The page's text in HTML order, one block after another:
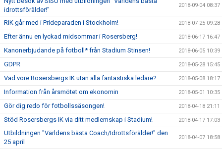
idrottsförälder!"
2018-09-04 08:37
RIK går med i Prideparaden i Stockholm! 2018-07-25 09:28
Efter ännu en lyckad midsommar i Rosersberg! 2018-06-17 16:47
Kanonerbjudande på fotboll* från Stadium Stinsen! 2018-06-05 10:39
GDPR 2018-05-28 15:45
Vad vore Rosersbergs IK utan alla fantastiska ledare? 2018-05-08 18:17
Information från årsmötet om ekonomin 2018-05-01 10:35
Gör dig redo för fotbollssäsongen! 2018-04-18 21:11
Stöd Rosersbergs IK via ditt medlemskap i Stadium! 2018-04-17 17:03
Utbildningen "Världens bästa Coach/Idrottsförälder!" den
25 april
2018-04-07 18:58